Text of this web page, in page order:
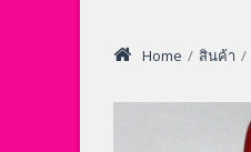
Home / สินค้า /